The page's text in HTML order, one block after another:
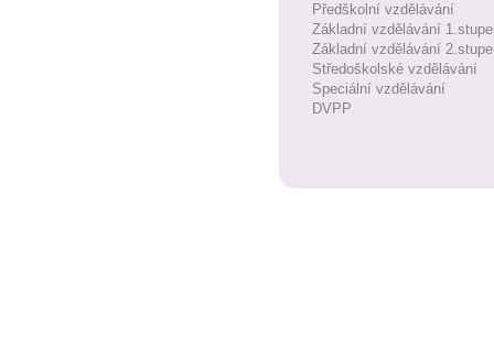
Předškolní vzdělávání
Základní vzdělávání
Základní vzdělávání
Středoškolské vzdělávání
Speciální vzdělávání
DVPP